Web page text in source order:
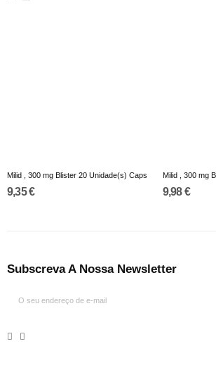
Milid , 300 mg Blister 20 Unidade(s) Caps
9,35 € 9,98 €
Subscreva A Nossa Newsletter